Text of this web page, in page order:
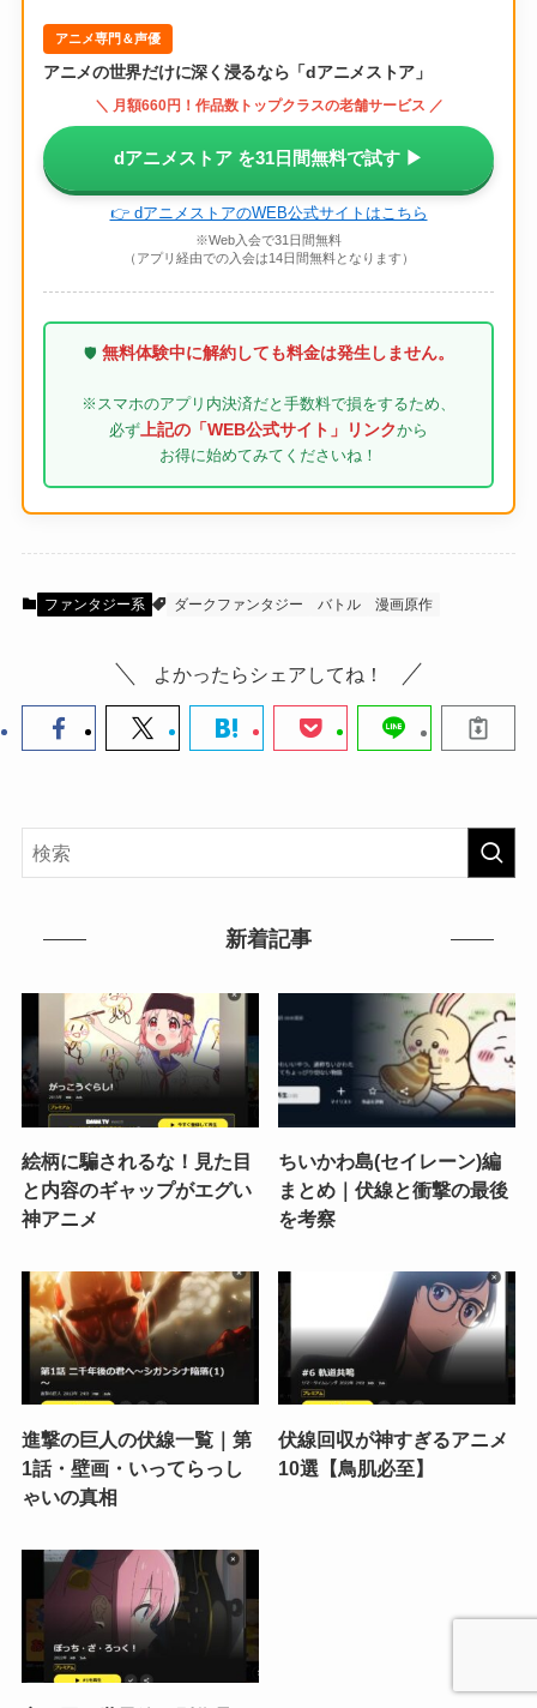
アニメ専門＆声優
アニメの世界だけに深く浸るなら「dアニメストア」
＼ 月額660円！作品数トップクラスの老舗サービス ／
dアニメストア を31日間無料で試す ▶
👉 dアニメストアのWEB公式サイトはこちら
※Web入会で31日間無料
（アプリ経由での入会は14日間無料となります）
🛡️ 無料体験中に解約しても料金は発生しません。
※スマホのアプリ内決済だと手数料で損をするため、
必ず 上記の「WEB公式サイト」リンクから
お得に始めてみてくださいね！
ファンタジー系 ダークファンタジー バトル 漫画原作
よかったらシェアしてね！
新着記事
絵柄に騙されるな！見た目
と内容のギャップがエグい
神アニメ
ちいかわ島(セイレーン)編
まとめ｜伏線と衝撃の最後
を考察
進撃の巨人の伏線一覧｜第
1話・壁画・いってらっし
ゃいの真相
伏線回収が神すぎるアニメ
10選【鳥肌必至】